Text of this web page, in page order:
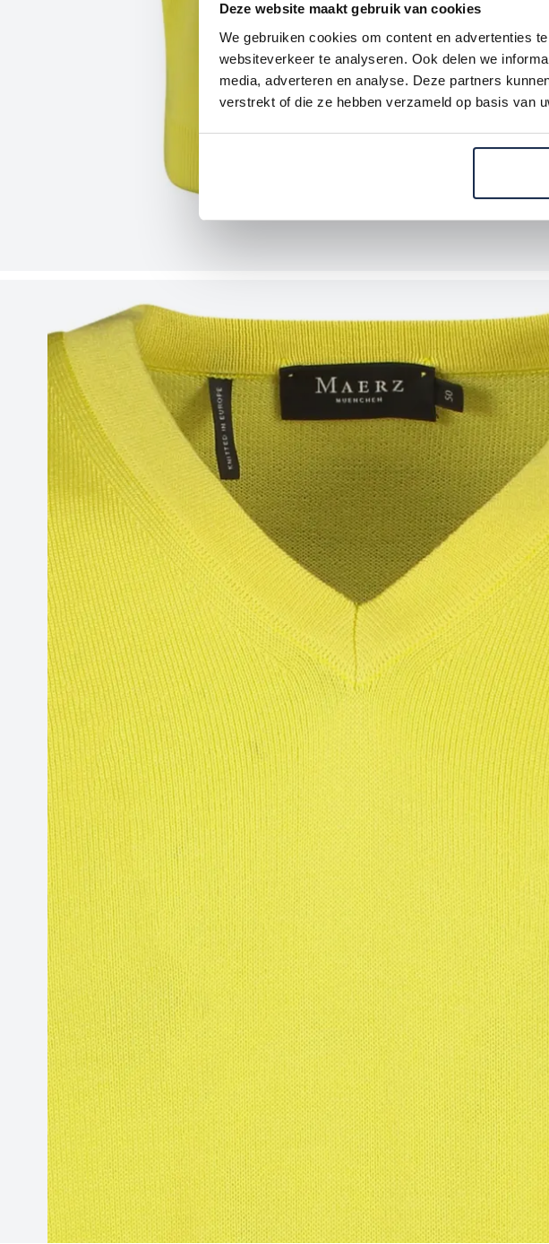
Deze website maakt gebruik van cookies
We gebruiken cookies om content en advertenties
websiteverkeer te analyseren. Ook delen we
media, adverteren en analyse. Deze partners
verstrekt of die ze hebben verzameld op basis van